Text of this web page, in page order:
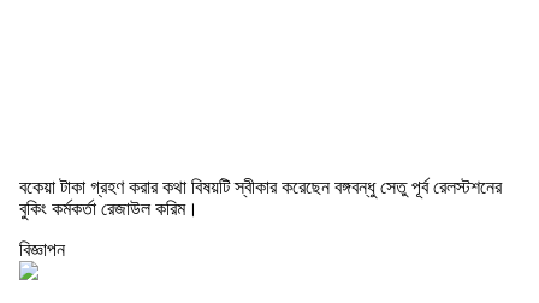
বকেয়া টাকা গ্রহণ করার কথা বিষয়টি স্বীকার করেছেন বঙ্গবন্ধু সেতু পূর্ব রেলস্টশনের
বুকিং কর্মকর্তা রেজাউল করিম।
বিজ্ঞাপন